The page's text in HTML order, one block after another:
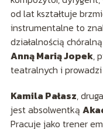
od lat kształtuje
instrumentalne to
działalnością
Anną Marią Jopek,
teatralnych i
Kamila Pałasz,
jest absolwentką
Pracuje jako trener